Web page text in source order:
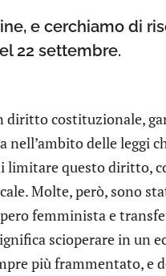
e cerchiamo di
22 settembre.
diritto costituzionale,
delle leggi
questo diritto,
Molte, però, sono
femminista e
scioperare in un
più frammentato,